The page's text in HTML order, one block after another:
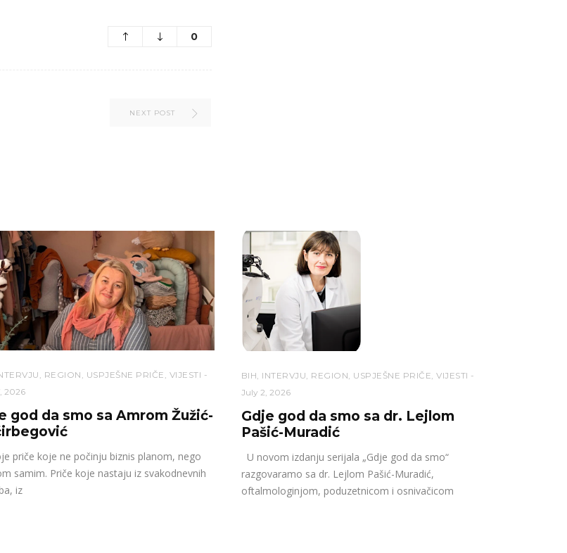
0
NEXT POST
, REGION , USPJEŠNE PRIČE , VIJESTI
2026
god da smo sa Amrom Žužić-
priče koje ne počinju biznis planom, nego
samim. Priče koje nastaju iz svakodnevnih
iz
BIH INTERVJU REGION USPJEŠNE PRIČE ,VIJESTI
July 2, 2026
Gdje god da smo sa dr. Lejlom
Pašić-Muradić
U novom izdanju serijala „Gdje god da smo“
razgovaramo sa dr. Lejlom Pašić-Muradić,
oftalmologinjom, poduzetnicom i osnivačicom